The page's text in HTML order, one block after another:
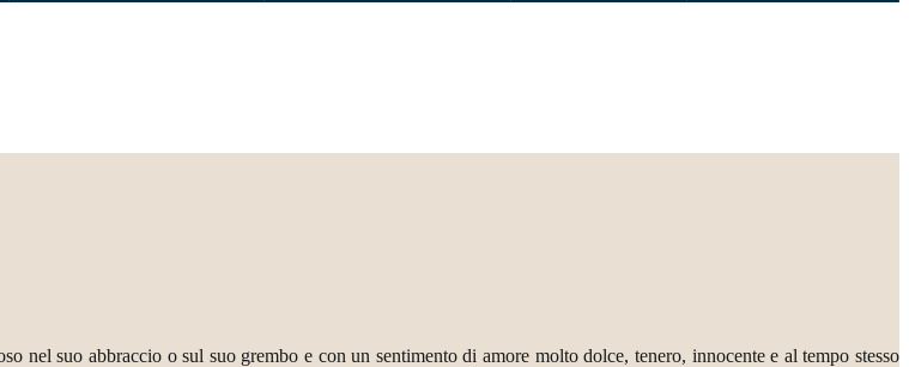
suo abbraccio o sul suo grembo e con un sentimento di amore molto dolce, tenero, innocente e al tempo stesso